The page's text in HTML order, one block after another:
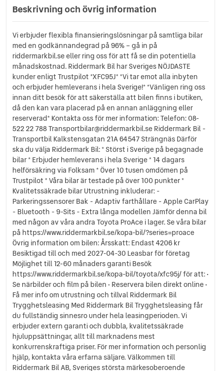
Miljöklass Euro 6
Svensksåld
MOMS
Beskrivning och övrig information
Vi erbjuder flexibla finansieringslösningar på samtliga bilar
med en godkännandegrad på 96% – gå in på
riddermarkbil.se eller ring oss för att få se din potentiella
månadskostnad. Riddermark Bil har Sveriges NÖJDASTE
kunder enligt Trustpilot *XFC95J* *Vi tar emot alla inbyten
och erbjuder hemleverans i hela Sverige!* *Vänligen ring oss
innan ditt besök för att säkerställa att bilen finns i butiken,
då den kan vara placerad på en annan anläggning eller
reserverad* Kontakta oss för mer information: Telefon: 08-
522 22 788 Transportbilar@riddermarkbil.se Riddermark Bil -
Transportbil Kalkstensgatan 21A 64547 Strängnäs Därför
ska du välja Riddermark Bil: * Störst i Sverige på begagnade
bilar * Erbjuder hemleverans i hela Sverige * 14 dagars
helförsäkring via Folksam * Över 10 tusen omdömen på
Trustpilot * Våra bilar är testade på över 100 punkter *
Kvalitetssäkrade bilar Utrustning inkluderar: -
Parkeringssensorer Bak - Adaptiv farthållare - Apple CarPlay
- Bluetooth - 9-Sits - Extra långa modellen Jämför denna bil
med någon av våra andra Toyota ProAce i lager. Se våra bilar
på https://www.riddermarkbil.se/kopa-bil/?series=proace
Övrig information om bilen: Årsskatt: Endast 4206 kr
Besiktigad till och med 2027-04-30 Leasbar för företag
Möjlighet till 12-60 månaders garanti Besök
https://www.riddermarkbil.se/kopa-bil/toyota/xfc95j/ för att: •
Se närbilder och film på bilen • Reservera bilen direkt online •
Få mer info om utrustning och tillval Riddermark Bil
Trygghetsleasing Med Riddermark Bil Trygghetsleasing får
du fullständig sinnesro under hela leasingperioden. Vi
erbjuder extern garanti och dubbla, kvalitetssäkrade
hjuluppsättningar, allt till marknadens mest
konkurrenskraftiga priser. För mer information och personlig
hjälp, kontakta våra erfarna säljare. Välkommen till
Riddermark Bil AB, Sveriges största märkesoberoende